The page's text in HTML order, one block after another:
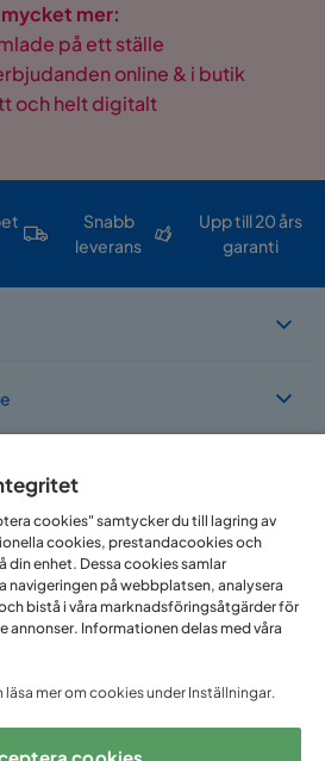
mer:
på ett ställe
online & i butik
och helt digitalt
Snabb
leverans
Upp till 20 års
garanti
i flera länder
cookies" samtycker du till lagring av
cookies, prestandacookies och
enhet. Dessa cookies samlar
på webbplatsen, analysera
bistå i våra marknadsföringsåtgärder för
annonser. Informationen delas med våra
läsa mer om cookies under Inställningar.
cookies